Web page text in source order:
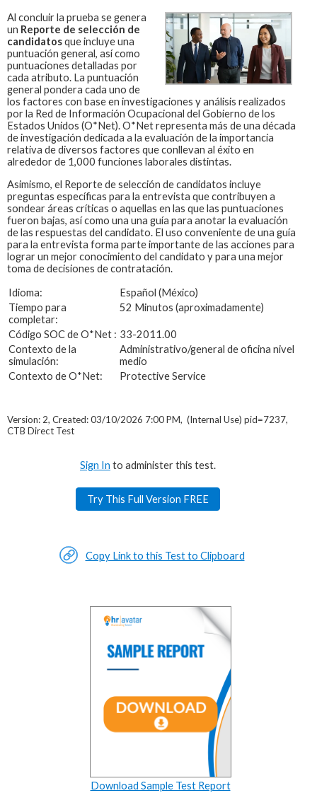
Al concluir la prueba se genera
un Reporte de selección de
candidatosque incluye una
puntuación general, así como
puntuaciones detalladas por
cada atributo. La puntuación
general pondera cada uno de
los factores con base en investigaciones y análisis realizados
por la Red de Información Ocupacional del Gobierno de los
Estados Unidos (O*Net). O*Net representa más de una década
de investigación dedicada a la evaluación de la importancia
relativa de diversos factores que conllevan al éxito en
alrededor de 1,000 funciones laborales distintas.
Asimismo, el Reporte de selección de candidatos incluye
preguntas específicas para la entrevista que contribuyen a
sondear áreas críticas o aquellas en las que las puntuaciones
fueron bajas, así como una una guía para anotar la evaluación
de las respuestas del candidato. El uso conveniente de una guía
para la entrevista forma parte importante de las acciones para
lograr un mejor conocimiento del candidato y para una mejor
toma de decisiones de contratación.
Idioma:
Español (México)
Tiempo para
completar:
52 Minutos (aproximadamente)
Código SOC de O*Net : 33-2011.00
Contexto de la
simulación:
Administrativo/general de oficina nivel
medio
Contexto de O*Net:
Protective Service
Version: 2, Created: 03/10/2026 7:00 PM, (Internal Use) pid=7237,
CTB Direct Test
Sign In to administer this test.
Try This Full Version FREE
Copy Link to this Test to Clipboard
Download Sample Test Report